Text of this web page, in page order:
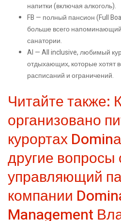
напитки (включая алкоголь).
FB — полный пансион (Full
больше всего
санатории.
AI — All inclusive, любимый
отдыхающих, которые хотят
расписаний и ограничений.
Читайте также:
организовано
курортах
другие вопросы
управляющий
компании
Management